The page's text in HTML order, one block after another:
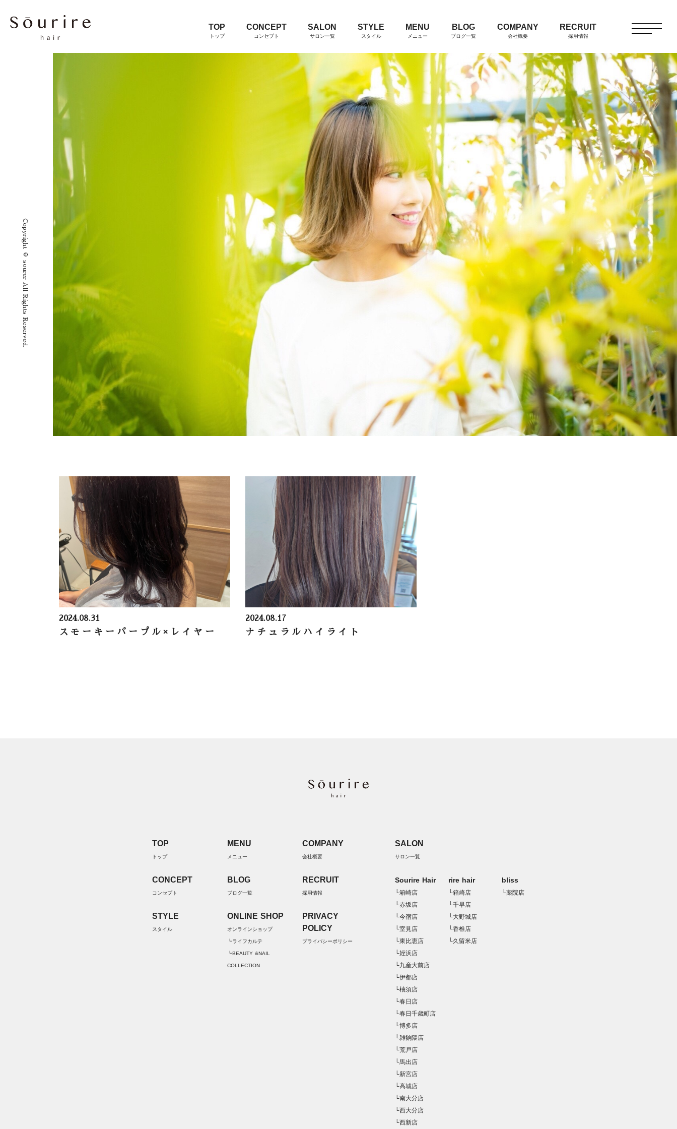
TOP
トップ
CONCEPT
コンセプト
SALON
サロン一覧
STYLE
スタイル
MENU
メニュー
BLOG
ブログ一覧
COMPANY
会社概要
RECRUIT
採用情報
Copyright © sourer All Rights Reserved.
2024.08.31
スモーキーパープル×レイヤー
2024.08.17
ナチュラルハイライト
TOP
トップ
CONCEPT
コンセプト
STYLE
スタイル
MENU
メニュー
BLOG
ブログ一覧
ONLINE SHOP
オンラインショップ
┗ライフカルテ
┗BEAUTY &NAIL
COLLECTION
COMPANY
会社概要
RECRUIT
採用情報
PRIVACY
POLICY
プライバシーポリシー
SALON
サロン一覧
Sourire Hair
└箱崎店
└赤坂店
└今宿店
└室見店
└東比恵店
└姪浜店
└九産大前店
└伊都店
└柚須店
└春日店
└春日千歳町店
└博多店
└雑餉隈店
└荒戸店
└馬出店
└新宮店
└高城店
└南大分店
└西大分店
└西新店
rire hair
└箱崎店
└千早店
└大野城店
└香椎店
└久留米店
bliss
└薬院店